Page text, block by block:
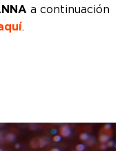
a continuación
.